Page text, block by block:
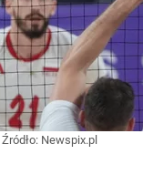
Źródło: Newspix.pl